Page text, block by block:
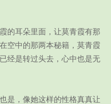
耳朵里面，让莫青霞有那
空中的那两本秘籍，莫青霞
经是转过头去，心中也是无
，像她这样的性格真真让